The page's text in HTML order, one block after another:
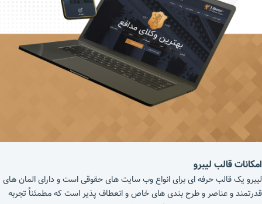
امکانات قالب لیبرو
لیبرو یک قالب حرفه ای برای انواع وب سایت های حقوقی است و دارای المان های
قدرتمند و عناصر و طرح بندی های خاص و انعطاف پذیر است که مطمئناً تجربه